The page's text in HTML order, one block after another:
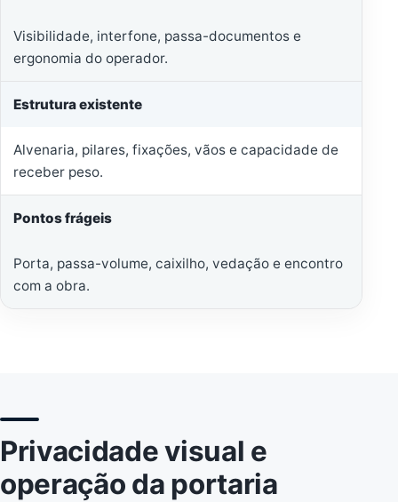
Visibilidade, interfone, passa-documentos e
ergonomia do operador.
Estrutura existente
Alvenaria, pilares, fixações, vãos e capacidade de
receber peso.
Pontos frágeis
Porta, passa-volume, caixilho, vedação e encontro
com a obra.
Privacidade visual e
operação da portaria